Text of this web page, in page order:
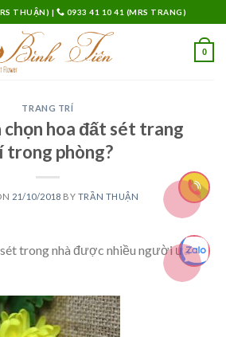
THUẬN) | 0933 41 10 41 (MRS TRANG)
0
TRANG TRÍ
chọn hoa đất sét trang
trong phòng?
21/10/2018 BY TRẦN THUẬN
trong nhà được nhiều người ưa